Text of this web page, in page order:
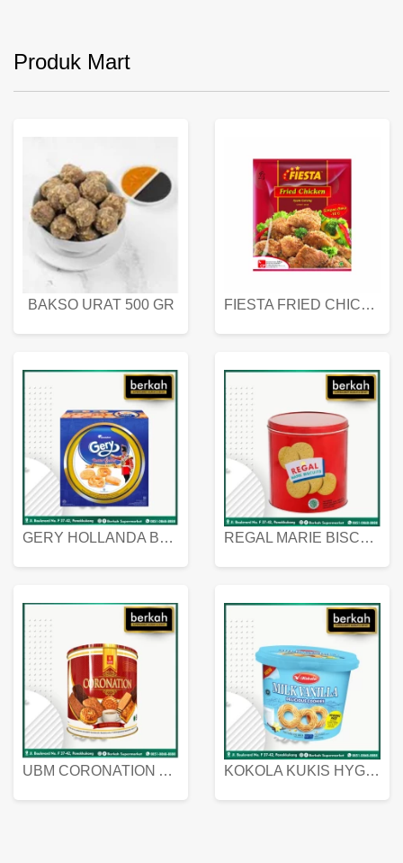
Produk Mart
BAKSO URAT 500 GR FIESTA FRIED CHICKEN 500 GR
GERY HOLLANDA BUTTER COOKIES 450 GRAM REGAL MARIE BISCUIT KALENG 550 GRAM
UBM CORONATION ASSORTED BISKUIT KALENG 450 GRAM KOKOLA KUKIS HYGIENIC MILK VANILLA PACK 320 GR